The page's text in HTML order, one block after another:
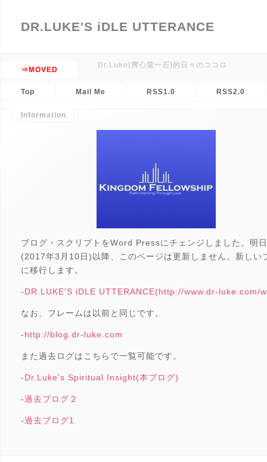
DR.LUKE'S iDLE UTTERANCE
Dr.Luke(靑心堂一石)的日々のココロ
⇒MOVED
Top Mail Me RSS1.0 RSS2.0
Information
ブログ・スクリプトをWord Pressにチェンジしました。明日
(2017年3月10日)以降、このページは更新しません。新しい
に移行します。
-DR.LUKE'S iDLE UTTERANCE(http://www.dr-luke.com/
なお、フレームは以前と同じです。
-http://blog.dr-luke.com
また過去ログはこちらで一覧可能です。
-Dr.Luke's Spiritual Insight(本ブログ)
-過去ブログ２
-過去ブログ1